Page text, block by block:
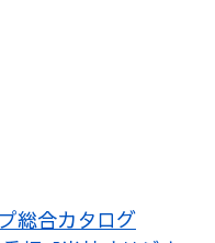
総合カタログ